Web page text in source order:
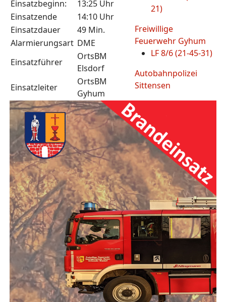
Einsatzbeginn:
13:25 Uhr
Einsatzende
14:10 Uhr
Einsatzdauer
49 Min.
Alarmierungsart DME
Einsatzführer
OrtsBM
Elsdorf
Einsatzleiter
OrtsBM
Gyhum
21)
Freiwillige
Feuerwehr Gyhum
LF 8/6 (21-45-31)
Autobahnpolizei
Sittensen